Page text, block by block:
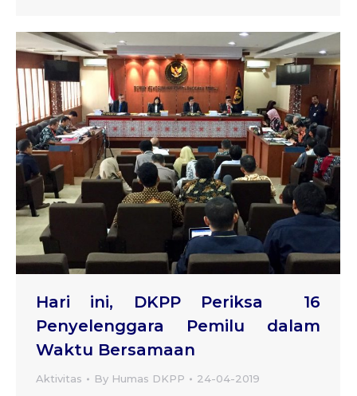
Hari ini, DKPP Periksa 16
Penyelenggara Pemilu dalam
Waktu Bersamaan
Aktivitas By Humas DKPP 24-04-2019